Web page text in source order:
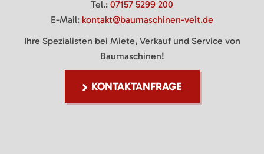
Tel.: 07157 5299 200
E-Mail: kontakt@baumaschinen-veit.de
Ihre Spezialisten bei Miete, Verkauf und Service von
Baumaschinen!
KONTAKTANFRAGE